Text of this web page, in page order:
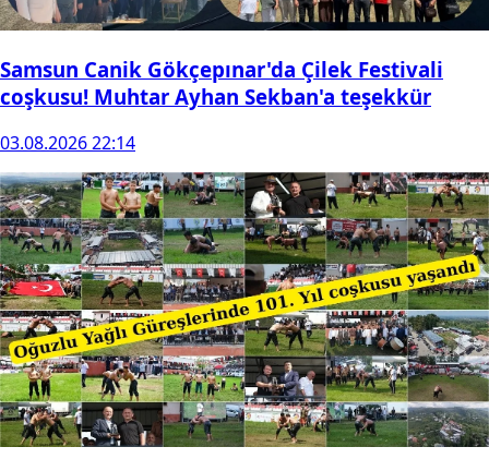
Samsun Canik Gökçepınar'da Çilek Festivali
coşkusu! Muhtar Ayhan Sekban'a teşekkür
03.08.2026 22:14